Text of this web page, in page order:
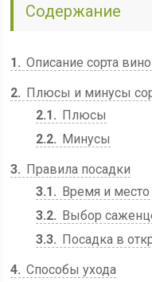
Содержание
1
Описание сорта
2
Плюсы и минусы
2.1
Плюсы
2.2
Минусы
3
Правила посадки
3.1
Время и место
3.2
Выбор
3.3
Посадка в
4 Способы ухода